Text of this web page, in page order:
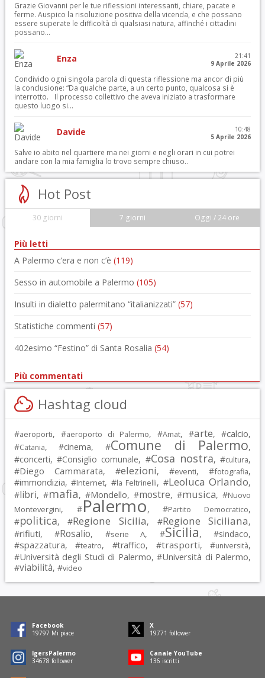
Grazie Giovanni per le tue riflessioni interessanti, chiare, pacate e
ferme. Auspico la risoluzione positiva della vicenda, e che possano
essere superate le difficoltà di qualsiasi natura, affinché i cittadini
possano...
Enza
21:41
9 Aprile 2026
Condivido ogni singola parola di questa riflessione ma ancor di più
la conclusione: “Da qualche parte, a un certo punto, qualcosa si è
interrotto. Il processo collettivo che aveva iniziato a trasformare
questo luogo si...
Davide
10:48
5 Aprile 2026
Salve io abito nel quartiere ma nei giorni e negli orari in cui potrei
andare con la mia famiglia lo trovo sempre chiuso..
Hot Post
30 giorni 7 giorni Oggi / 24 ore
Più letti
A Palermo c’era e non c’è (119)
Sesso in automobile a Palermo (105)
Insulti in dialetto palermitano “italianizzati” (57)
Statistiche commenti (57)
402esimo “Festino” di Santa Rosalia (54)
Più commentati
Hashtag cloud
#aeroporti, #aeroporto di Palermo, #Amat, #arte, #calcio,
#Catania, #cinema, #Comune di Palermo,
#concerti, #Consiglio comunale, #Cosa nostra, #cultura,
#Diego Cammarata, #elezioni, #eventi, #fotografia,
#immondizia, #Internet, #la Feltrinelli, #Leoluca Orlando,
#libri, #mafia, #Mondello, #mostre, #musica, #Nuovo
Montevergini, #Palermo, #Partito Democratico,
#politica, #Regione Sicilia, #Regione Siciliana,
#rifiuti, #Rosalio, #serie A, #Sicilia, #sindaco,
#spazzatura, #teatro, #traffico, #trasporti, #università,
#Università degli Studi di Palermo, #Università di Palermo,
#viabilità, #video
Facebook
19797 Mi piace
X
19771 follower
IgersPalermo
34678 follower
Canale YouTube
136 iscritti